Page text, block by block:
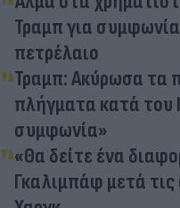
Τραμπ για
πετρέλαιο
Τραμπ: Ακύρωσα τα
πλήγματα κατά του
συμφωνία»
«Θα δείτε ένα
Γκαλιμπάφ μετά